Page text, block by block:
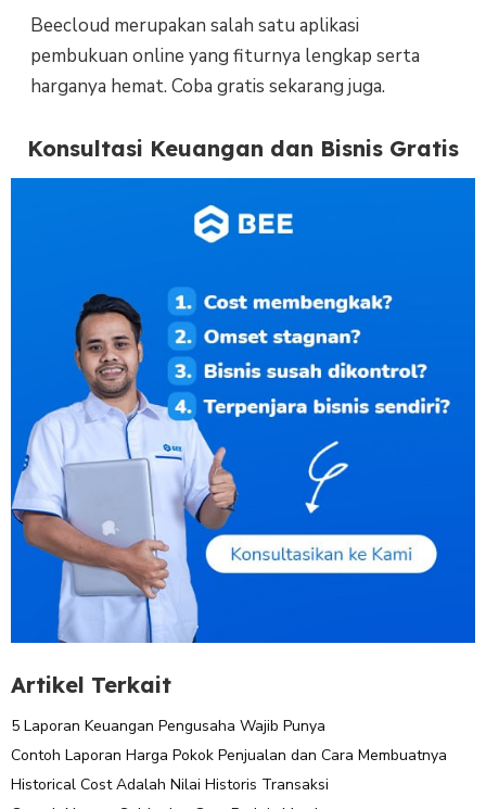
Beecloud merupakan salah satu aplikasi
pembukuan online yang fiturnya lengkap serta
harganya hemat. Coba gratis sekarang juga.
Konsultasi Keuangan dan Bisnis Gratis
Artikel Terkait
5 Laporan Keuangan Pengusaha Wajib Punya
Contoh Laporan Harga Pokok Penjualan dan Cara Membuatnya
Historical Cost Adalah Nilai Historis Transaksi